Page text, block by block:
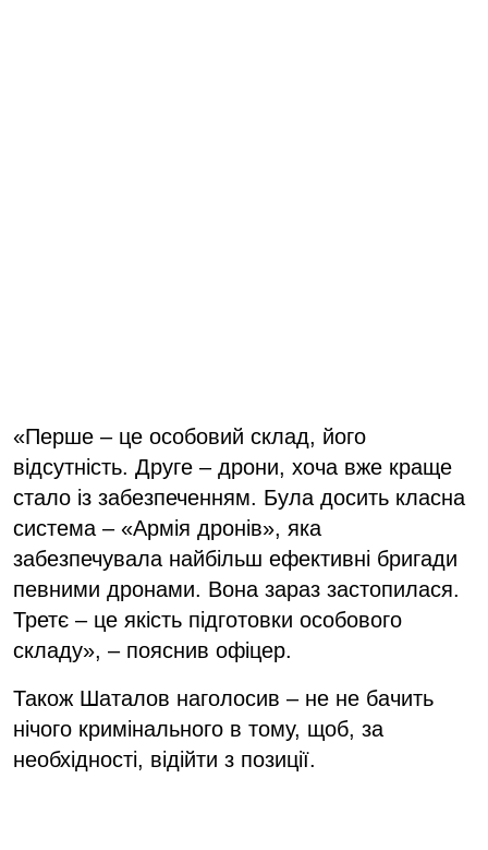
«Перше – це особовий склад, його
відсутність. Друге – дрони, хоча вже краще
стало із забезпеченням. Була досить класна
система – «Армія дронів», яка
забезпечувала найбільш ефективні бригади
певними дронами. Вона зараз застопилася.
Третє – це якість підготовки особового
складу», – пояснив офіцер.
Також Шаталов наголосив – не не бачить
нічого кримінального в тому, щоб, за
необхідності, відійти з позиції.